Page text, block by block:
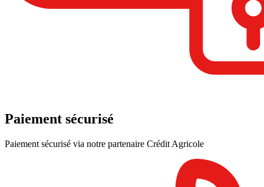
Paiement sécurisé
Paiement sécurisé via notre partenaire Crédit Agricole